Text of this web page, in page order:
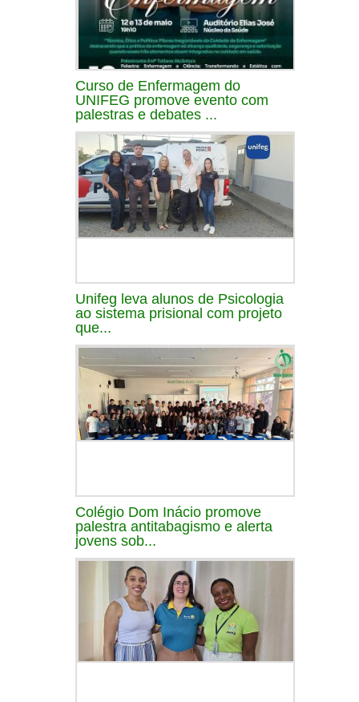
Curso de Enfermagem do
UNIFEG promove evento com
palestras e debates ...
Unifeg leva alunos de Psicologia
ao sistema prisional com projeto
que...
Colégio Dom Inácio promove
palestra antitabagismo e alerta
jovens sob...